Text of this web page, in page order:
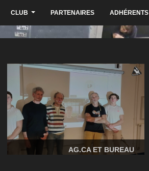
AG.CA ET BUREAU
CLUB PARTENAIRES ADHÉRENTS